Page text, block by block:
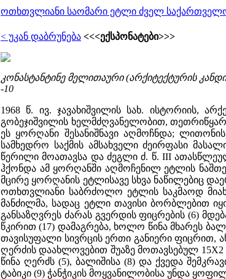
ოთხთვლიანი საომარი ეტლი ძველ
< უკან დაბრუნება <<<ექსპონატები>>>
კონასტანტინე მელითაური (არქიტექტურის
-10
1968 წ. ივ. ჯავახიშვილის სახ. ისტორიის,
გობეჯიშვილის ხელმძღვანელობით,
ეს ყორღანი შესანიშნავი აღმოჩნდა;
სამხედრო საქმის ამსახველი ძეირფასი
წერილი მოათავსა და ძეგლი ძ. წ. III
ჰქონდა ამ ყორღანში აღმოჩენილ ეტლის
მცირე ყორღანის ეტლისავე სხვა ნაწილებიც
ოთხთვლიანი საბრძოლო ეტლის საკმაოდ
მანძილმა, სადაც ეტლი თავისი ბორბლებით
განსაზღვრეს ძარას გვერდის ფიცრების (6)
წკირით (17) დამაგრება, ხოლო წინა მხარეს
თავისუფალი სივრცის ერთი განიერი ფიცრით,
ღერძის დაახლოვებით შუაზე მოთავსებულ
წინა ღერძს (5), ბალიშისა (8) და ქვედა
ტაბიკი (9) ჭანჭიკის მოყვანილობისა უნდა